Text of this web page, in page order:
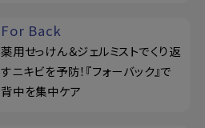
For Back
薬用せっけん＆ジェルミストでくり返
すニキビを予防！『フォーバック』で
背中を集中ケア